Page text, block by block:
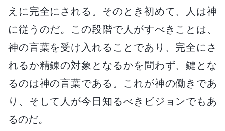
えに完全にされる。そのとき初めて、人は神
に従うのだ。この段階で人がすべきことは、
神の言葉を受け入れることであり、完全にさ
れるか精錬の対象となるかを問わず、鍵とな
るのは神の言葉である。これが神の働きであ
り、そして人が今日知るべきビジョンでもあ
るのだ。